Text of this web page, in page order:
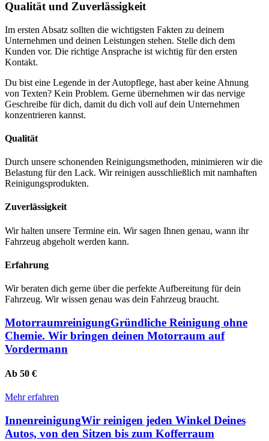
Qualität und Zuverlässigkeit
Im ersten Absatz sollten die wichtigsten Fakten zu deinem
Unternehmen und deinen Leistungen stehen. Stelle dich dem
Kunden vor. Die richtige Ansprache ist wichtig für den ersten
Kontakt.
Du bist eine Legende in der Autopflege, hast aber keine Ahnung
von Texten? Kein Problem. Gerne übernehmen wir das nervige
Geschreibe für dich, damit du dich voll auf dein Unternehmen
konzentrieren kannst.
Qualität
Durch unsere schonenden Reinigungsmethoden, minimieren wir die
Belastung für den Lack. Wir reinigen ausschließlich mit namhaften
Reinigungsprodukten.
Zuverlässigkeit
Wir halten unsere Termine ein. Wir sagen Ihnen genau, wann ihr
Fahrzeug abgeholt werden kann.
Erfahrung
Wir beraten dich gerne über die perfekte Aufbereitung für dein
Fahrzeug. Wir wissen genau was dein Fahrzeug braucht.
Motorraum­reinigungGründliche Reinigung ohne
Chemie. Wir bringen deinen Motorraum auf
Vordermann
Ab 50 €
Mehr erfahren
InnenreinigungWir reinigen jeden Winkel Deines
Autos, von den Sitzen bis zum Kofferraum